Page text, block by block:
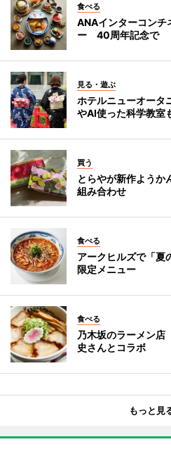
食べる
ANAインターコンチ
ー 40周年記念で
見る・遊ぶ
ホテルニューオー
やAI使った科学教室
買う
とらやが新作よう
組み合わせ
食べる
アークヒルズで「
限定メニュー
食べる
乃木坂のラーメン
史さんとコラボ
もっと見